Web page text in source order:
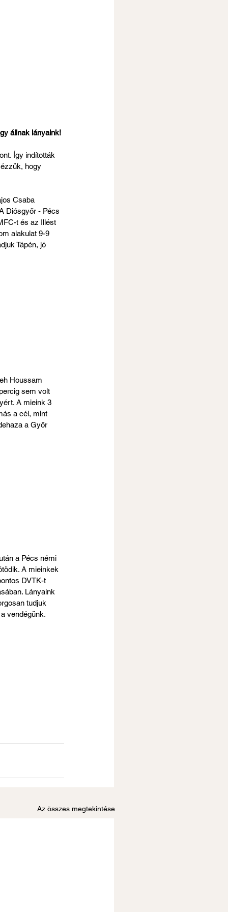
állnak lányaink!
Így indították
hogy
Csaba
Diósgyőr - Pécs
t és az Illést
alakulat 9-9
Tápén, jó
Houssam
sem volt
A mieink 3
a cél, mint
a Győr
a Pécs némi
A mieinkek
DVTK-t
Lányaink
tudjuk
vendégünk.
Az összes megtekintése